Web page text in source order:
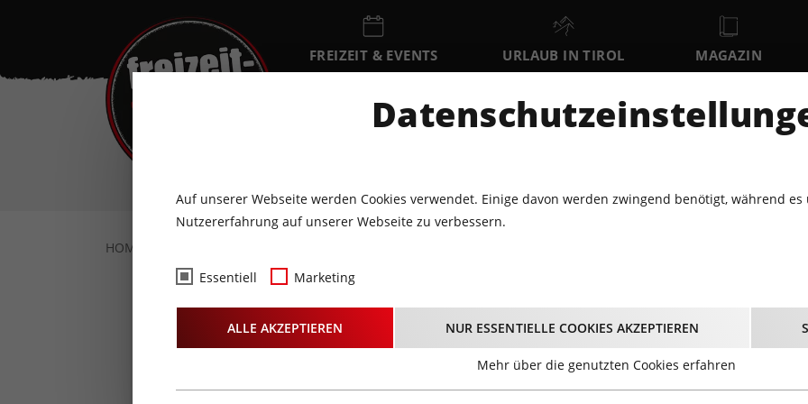
FREIZEIT & EVENTS URLAUB IN TIROL MAGAZIN
EVENTKALENDER
SA SO MO 11
HOME
Rocktoberfest in der
Innsbruck
Auf unserer Webseite werden Cookies verwendet. Einige davon werden zwingend benötigt, während
Nutzererfahrung auf unserer Webseite zu verbessern.
Essentiell Marketing
ALLE AKZEPTIEREN NUR ESSENTIELLE COOKIES AKZEPTIEREN
Mehr über die genutzten Cookies erfahren